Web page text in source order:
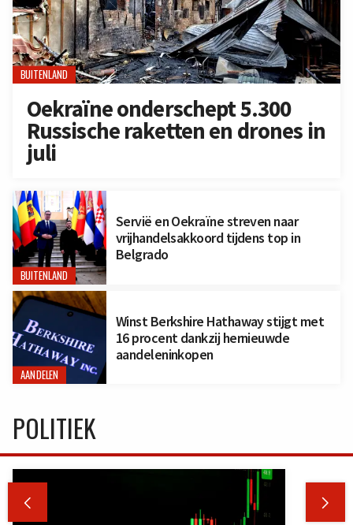
BUITENLAND
Oekraïne onderschept 5.300
Russische raketten en drones in
juli
BUITENLAND
Servië en Oekraïne streven naar
vrijhandelsakkoord tijdens top in
Belgrado
AANDELEN
Winst Berkshire Hathaway stijgt met
16 procent dankzij hernieuwde
aandeleninkopen
POLITIEK
 